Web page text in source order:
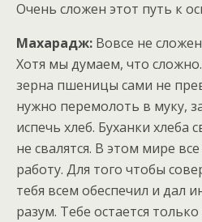
Очень сложен этот путь к
Махарадж: Вовсе не
Хотя мы думаем, что
зерна пшеницы сами не
нужно перемолоть в муку,
испечь хлеб. Буханки хлеба
не свалятся. В этом мире
работу. Для того чтобы
тебя всем обеспечил и дал
разум. Тебе остается